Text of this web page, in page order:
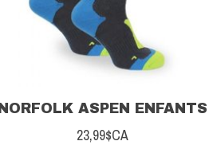
NORFOLK ASPEN ENFANTS
23,99$CA